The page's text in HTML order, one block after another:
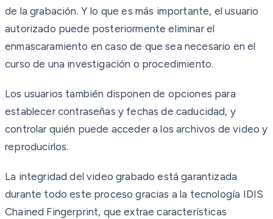
de la grabación. Y lo que es más importante, el usuario
autorizado puede posteriormente eliminar el
enmascaramiento en caso de que sea necesario en el
curso de una investigación o procedimiento.
Los usuarios también disponen de opciones para
establecer contraseñas y fechas de caducidad, y
controlar quién puede acceder a los archivos de video y
reproducirlos.
La integridad del video grabado está garantizada
durante todo este proceso gracias a la tecnología IDIS
Chained Fingerprint, que extrae características